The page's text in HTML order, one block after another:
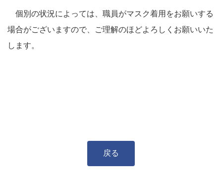
個別の状況によっては、職員がマスク着用をお願いする
場合がございますので、ご理解のほどよろしくお願いいた
します。
戻る